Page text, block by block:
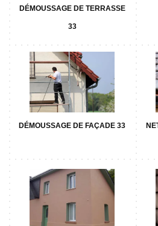
DÉMOUSSAGE DE TERRASSE
33
DÉMOUSSAGE DE FAÇADE 33